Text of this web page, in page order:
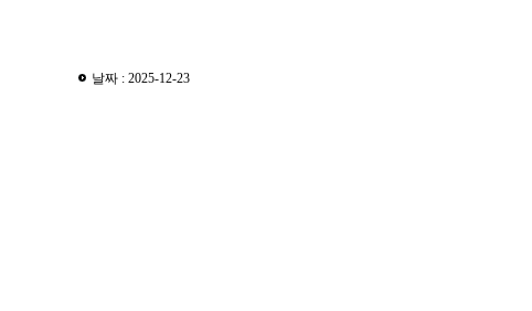
날짜 : 2025-12-23